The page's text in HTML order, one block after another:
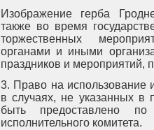
Изображение герба
также во время
торжественных
органами и иными
праздников и мероприятий,
3. Право на использование
в случаях, не указанных в
быть предоставлено по
исполнительного комитета.